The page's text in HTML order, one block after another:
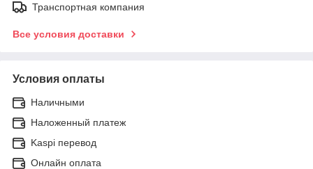
Транспортная компания
Все условия доставки
Условия оплаты
Наличными
Наложенный платеж
Kaspi перевод
Онлайн оплата